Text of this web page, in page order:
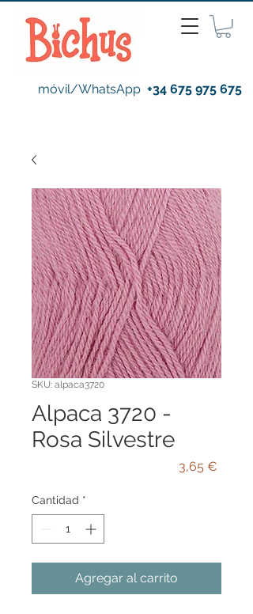
móvil/WhatsApp +34 675 975 675
SKU: alpaca3720
Alpaca 3720 -
Rosa Silvestre
3,65 €
Cantidad *
Agregar al carrito